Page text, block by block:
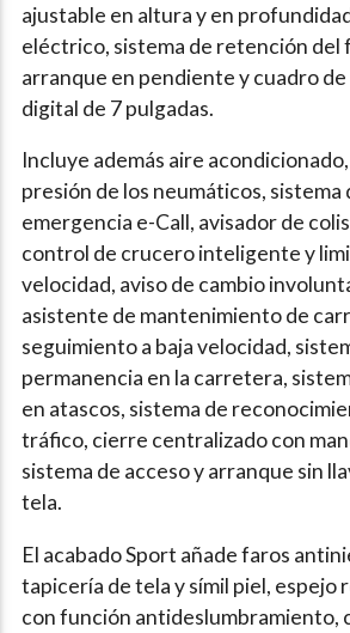
ajustable en altura y en
eléctrico, sistema de retención del
arranque en pendiente y cuadro
digital de 7 pulgadas.
Incluye además aire
presión de los neumáticos, sistema
emergencia e-Call, avisador de
control de crucero inteligente y
velocidad, aviso de cambio
asistente de mantenimiento de
seguimiento a baja velocidad,
permanencia en la carretera,
en atascos, sistema de
tráfico, cierre centralizado con
sistema de acceso y arranque sin
tela.
El acabado Sport añade faros
tapicería de tela y símil piel,
con función antideslumbramiento,